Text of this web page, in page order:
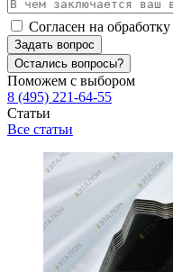
Согласен на обработку
Задать вопрос
Остались вопросы?
Поможем с выбором
8 (495) 221-64-55
Статьи
Все статьи